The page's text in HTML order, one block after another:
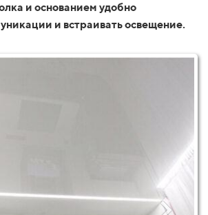
и основанием удобно
и встраивать освещение.